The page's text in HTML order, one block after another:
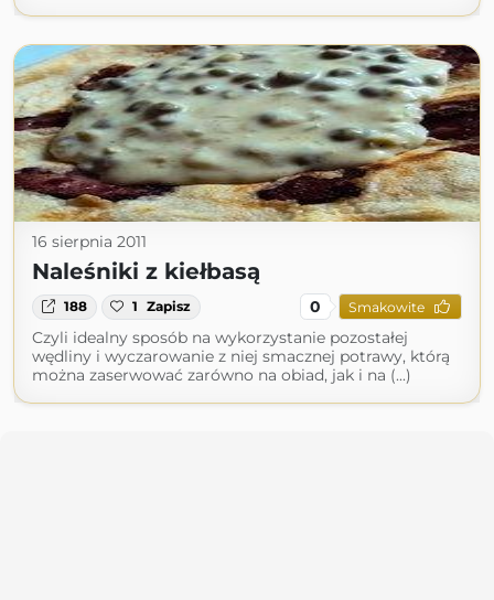
16 sierpnia 2011
Naleśniki z kiełbasą
188 1 Zapisz 0 Smakowite
Czyli idealny sposób na wykorzystanie pozostałej
wędliny i wyczarowanie z niej smacznej potrawy, którą
można zaserwować zarówno na obiad, jak i na (...)